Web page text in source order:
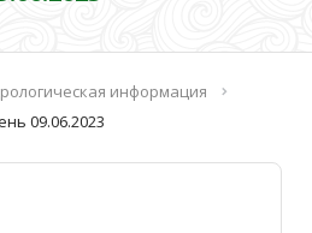
информация
09.06.2023